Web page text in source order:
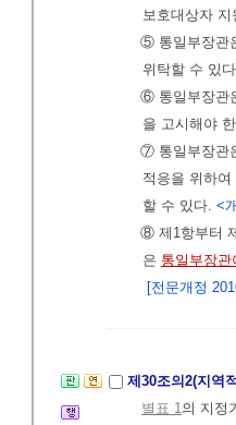
보호대상자
⑤ 통일부장관
위탁할 수 있
⑥ 통일부장관
을 고시해야
⑦ 통일부장관
적응을 위하
할 수 있다. <
⑧ 제1항부터
은 통일부장
[전문개정
제30조의2(지역
별표 1의 지정